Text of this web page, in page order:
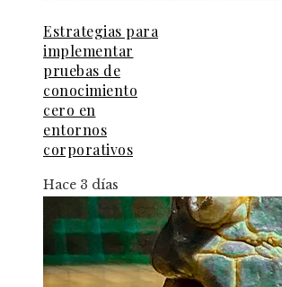
Estrategias para
implementar
pruebas de
conocimiento
cero en
entornos
corporativos
Hace 3 días